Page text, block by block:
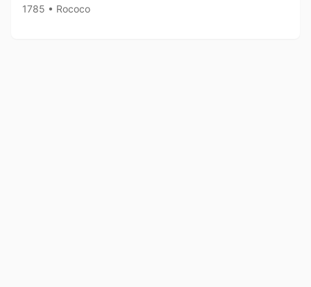
1785 • Rococo